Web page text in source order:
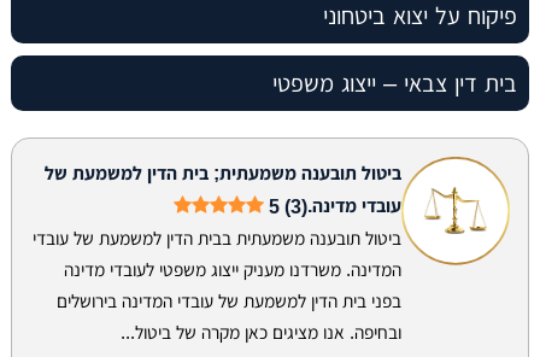
פיקוח על יצוא ביטחוני
בית דין צבאי – ייצוג משפטי
ביטול תובענה משמעתית; בית הדין למשמעת של
עובדי מדינה.5 (3)
ביטול תובענה משמעתית בבית הדין למשמעת של עובדי
המדינה. משרדנו מעניק ייצוג משפטי לעובדי מדינה
בפני בית הדין למשמעת של עובדי המדינה בירושלים
ובחיפה. אנו מציגים כאן מקרה של ביטול...